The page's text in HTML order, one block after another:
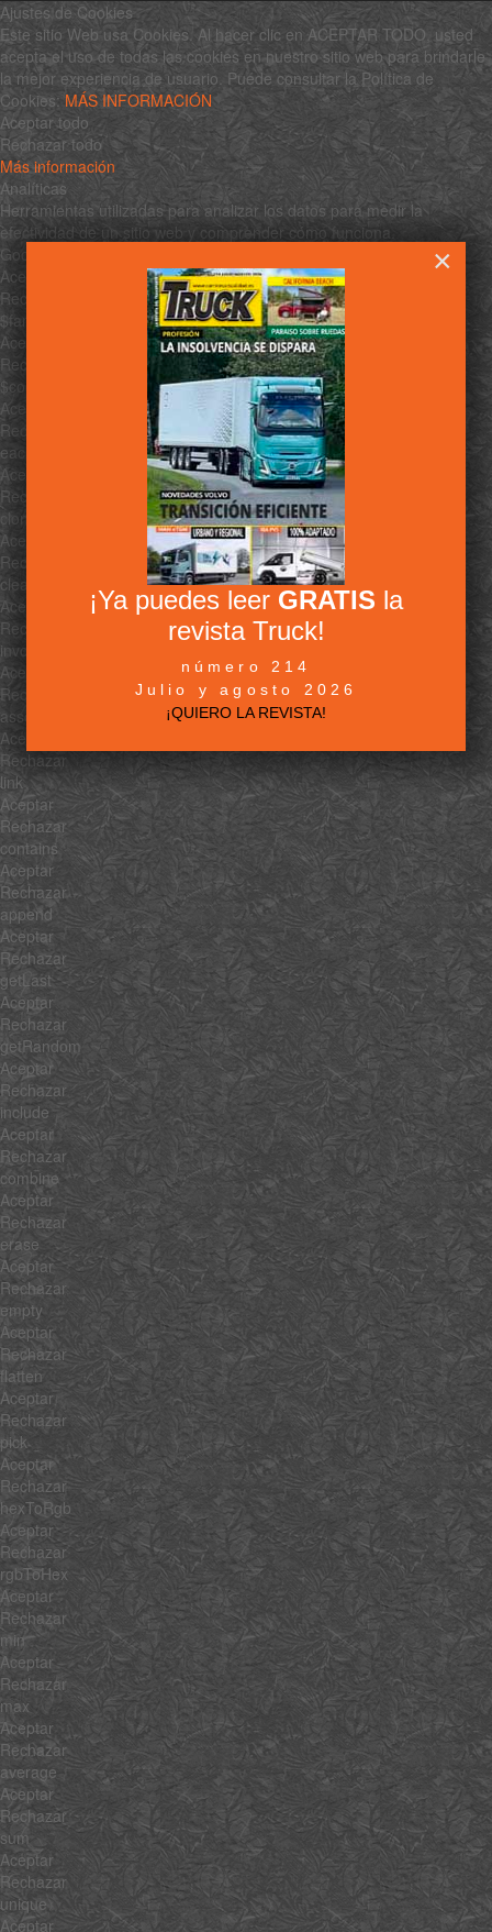
×
¡Ya puedes leer GRATIS la
revista Truck!
número 214
Julio y agosto 2026
¡QUIERO LA REVISTA!
Ajustes de Cookies
Este sitio Web usa Cookies. Al hacer clic en ACEPTAR TODO, usted
acepta el uso de todas las cookies en nuestro sitio web para brindarle
la mejor experiencia de usuario. Puede consultar la Política de
Cookies: MÁS INFORMACIÓN
Aceptar todo
Rechazar todo
Más información
Analíticas
Herramientas utilizadas para analizar los datos para medir la
efectividad de un sitio web y comprender cómo funciona.
Google Analytics
Aceptar
Rechazar
$family
Aceptar
Rechazar
$constructor
Aceptar
Rechazar
each
Aceptar
Rechazar
clone
Aceptar
Rechazar
clean
Aceptar
Rechazar
invoke
Aceptar
Rechazar
associate
Aceptar
Rechazar
link
Aceptar
Rechazar
contains
Aceptar
Rechazar
append
Aceptar
Rechazar
getLast
Aceptar
Rechazar
getRandom
Aceptar
Rechazar
include
Aceptar
Rechazar
combine
Aceptar
Rechazar
erase
Aceptar
Rechazar
empty
Aceptar
Rechazar
flatten
Aceptar
Rechazar
pick
Aceptar
Rechazar
hexToRgb
Aceptar
Rechazar
rgbToHex
Aceptar
Rechazar
min
Aceptar
Rechazar
max
Aceptar
Rechazar
average
Aceptar
Rechazar
sum
Aceptar
Rechazar
unique
Aceptar